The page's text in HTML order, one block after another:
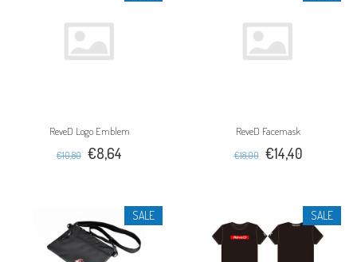
ReveD Logo Emblem
€10,80 €8,64
ReveD Facemask
€18,00 €14,40
SALE SALE